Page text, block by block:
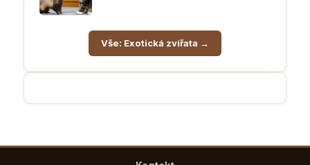
Vše: Exotická zvířata →